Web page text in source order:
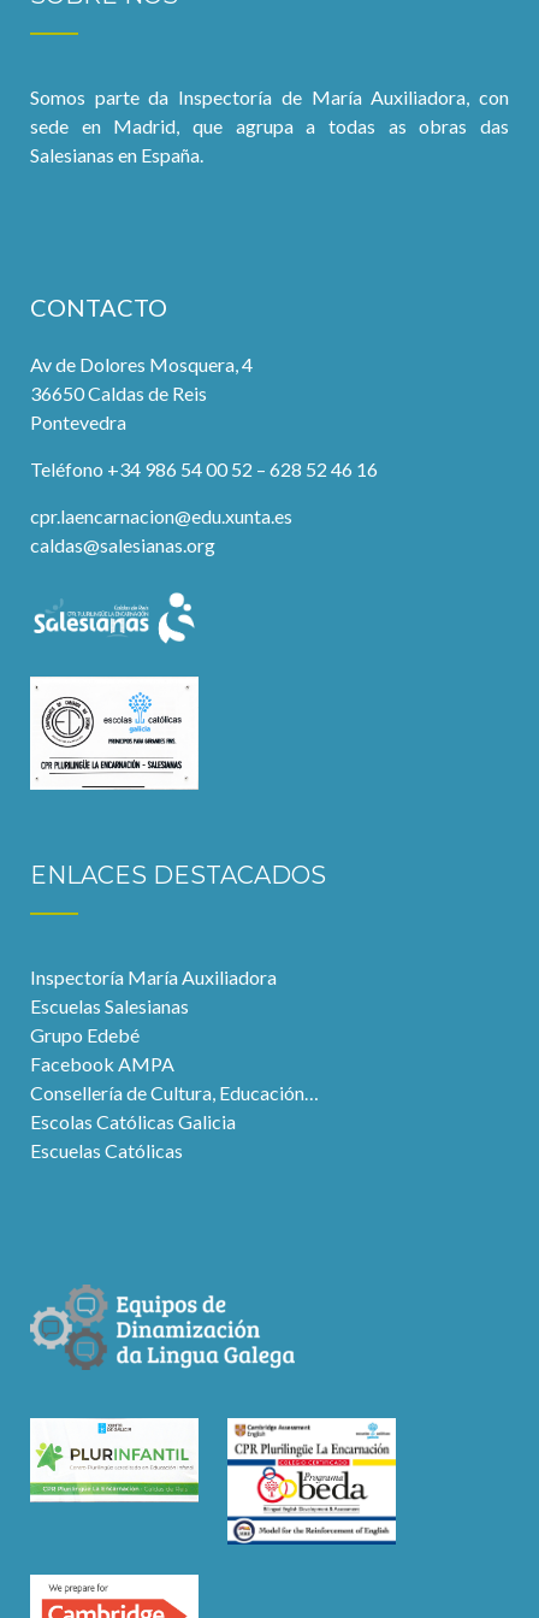
Somos parte da Inspectoría de María Auxiliadora, con
sede en Madrid, que agrupa a todas as obras das
Salesianas en España.
CONTACTO
Av de Dolores Mosquera, 4
36650 Caldas de Reis
Pontevedra
Teléfono +34 986 54 00 52 – 628 52 46 16
cpr.laencarnacion@edu.xunta.es
caldas@salesianas.org
ENLACES DESTACADOS
Inspectoría María Auxiliadora
Escuelas Salesianas
Grupo Edebé
Facebook AMPA
Consellería de Cultura, Educación…
Escolas Católicas Galicia
Escuelas Católicas